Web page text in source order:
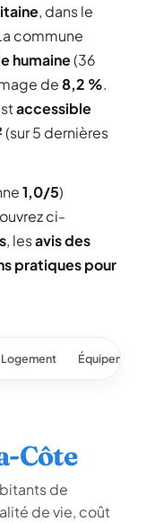
, dans le
commune
humaine(36
de8,2 %.
accessible
(sur 5 dernières
1,0/5)
ci-
, lesavis des
pratiques pour
Logement
Côte
de
de vie, coût